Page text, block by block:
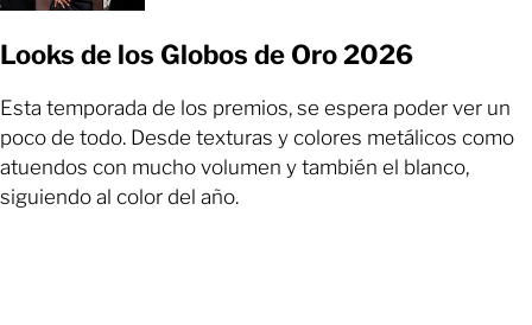
Looks de los Globos de Oro 2026
Esta temporada de los premios, se espera poder ver un
poco de todo. Desde texturas y colores metálicos como
atuendos con mucho volumen y también el blanco,
siguiendo al color del año.